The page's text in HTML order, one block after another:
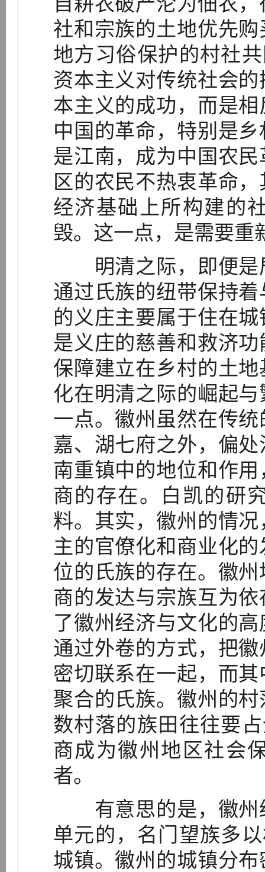
社和宗族的土地优先
地方习俗保护的村社
资本主义对传统社会
本主义的成功，而是
中国的革命，特别是
是江南，成为中国农
区的农民不热衷革命
经济基础上所构建的
毁。这一点，是需要重
明清之际，即便是
通过氏族的纽带保持
的义庄主要属于住在
是义庄的慈善和救济
保障建立在乡村的土
化在明清之际的崛起
一点。徽州虽然在传
嘉、湖七府之外，偏
南重镇中的地位和作
商的存在。白凯的研
料。其实，徽州的情
主的官僚化和商业化
位的氏族的存在。徽
商的发达与宗族互为
了徽州经济与文化的
通过外卷的方式，把
密切联系在一起，而
聚合的氏族。徽州的
数村落的族田往往要
商成为徽州地区社会
者。
有意思的是，徽州
单元的，名门望族多
城镇。徽州的城镇分